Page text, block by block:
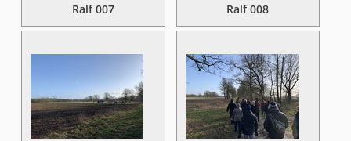
Ralf 007
Ralf 008